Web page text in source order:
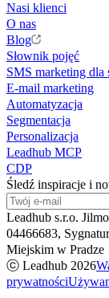
Nasi klienci
O nas
Blog
Słownik pojęć
SMS marketing
E-mail marketing
Automatyzacja
Segmentacja
Personalizacja
Leadhub MCP
CDP
Śledź inspiracje i
Leadhub s.r.o.
04466683,
Miejskim w Pradze
ⓒ Leadhub 2026
prywatności